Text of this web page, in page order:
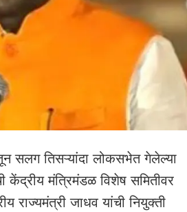
सलग तिसऱ्यांदा लोकसभेत गेलेल्या
केंद्रीय मंत्रिमंडळ विशेष समितीवर
राज्यमंत्री जाधव यांची नियुक्ती